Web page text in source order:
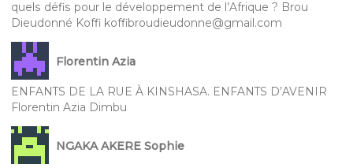
quels défis pour le développement de l’Afrique ? Brou
Dieudonné Koffi koffibroudieudonne@gmail.com
Florentin Azia
ENFANTS DE LA RUE À KINSHASA. ENFANTS D’AVENIR
Florentin Azia Dimbu
NGAKA AKERE Sophie